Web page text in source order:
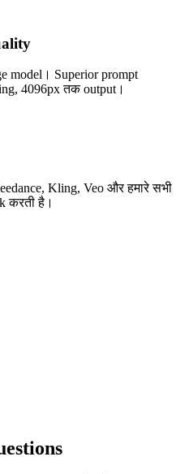
model। Superior prompt
4096px तक output।
Kling, Veo और हमारे सभी
करती है।